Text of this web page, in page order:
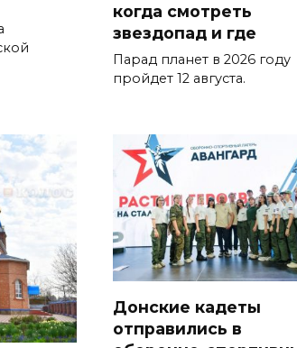
когда смотреть
звездопад и где
Парад планет в 2026 году
пройдет 12 августа.
Донские кадеты
отправились в